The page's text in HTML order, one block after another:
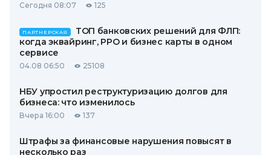
Сегодня 08:07 125
ПАРТНЕРСКАЯ
ТОП банковских решений для ФЛП:
когда эквайринг, РРО и бизнес карты в одном
сервисе
04.08 06:50 25108
НБУ упростил реструктуризацию долгов для
бизнеса: что изменилось
Вчера 16:00 137
Штрафы за финансовые нарушения повысят в
несколько раз